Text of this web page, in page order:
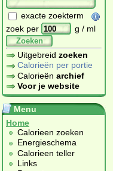
exacte zoekterm
zoek per
g / ml
Zoeken
Uitgebreid zoeken
Calorieën per portie
Calorieën archief
Voor je website
Menu
Home
Calorieen zoeken
Energieschema
Calorieen teller
Links